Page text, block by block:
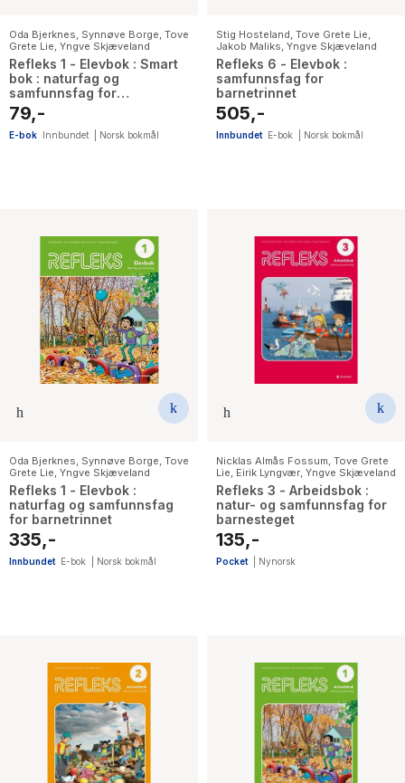
Oda Bjerknes, Synnøve Borge, Tove
Grete Lie, Yngve Skjæveland
Refleks 1 - Elevbok : Smart
bok : naturfag og
samfunnsfag for
barnetrinnet
79,-
E-bok Innbundet Norsk bokmål
Stig Hosteland, Tove Grete Lie,
Jakob Maliks, Yngve Skjæveland
Refleks 6 - Elevbok :
samfunnsfag for
barnetrinnet
505,-
Innbundet E-bok Norsk bokmål
Oda Bjerknes Synnøve Borge Tove
Grete Lie Yngve Skjæveland
Refleks 1 - Elevbok :
naturfag og samfunnsfag
for barnetrinnet
335,-
Innbundet E-bok Norsk bokmål
Nicklas Almås Fossum Tove Grete
Lie Eirik Lyngvær Yngve Skjæveland
Refleks 3 - Arbeidsbok :
natur- og samfunnsfag for
barnesteget
135,-
Pocket Nynorsk